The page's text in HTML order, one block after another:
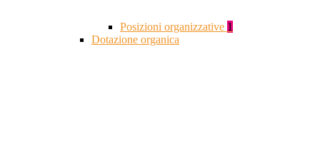
Posizioni organizzative 1
Dotazione organica